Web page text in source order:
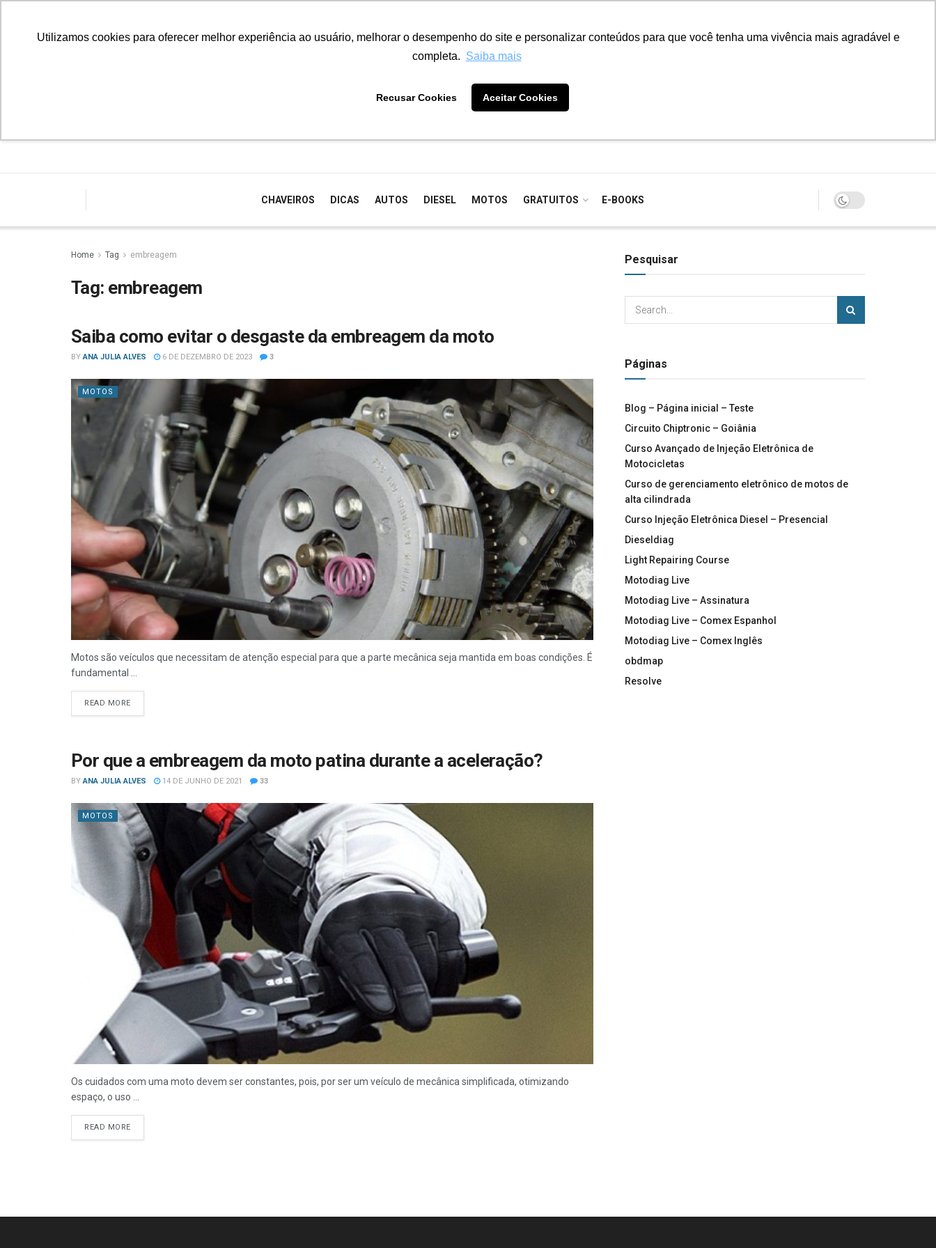
Utilizamos cookies para oferecer melhor experiência ao usuário, melhorar o desempenho do site e personalizar conteúdos para que você tenha uma vivência mais agradável e
completa. Saiba mais
Recusar Cookies Aceitar Cookies
CHAVEIROS DICAS AUTOS DIESEL MOTOS GRATUITOS E-BOOKS
Home Tag embreagem
Tag: embreagem
Saiba como evitar o desgaste da embreagem da moto
BY ANA JULIA ALVES 6 DE DEZEMBRO DE 2023 3
MOTOS
Motos são veículos que necessitam de atenção especial para que a parte mecânica seja mantida em boas condições. É
fundamental ...
READ MORE
Por que a embreagem da moto patina durante a aceleração?
BY ANA JULIA ALVES 14 DE JUNHO DE 2021 33
MOTOS
Os cuidados com uma moto devem ser constantes, pois, por ser um veículo de mecânica simplificada, otimizando
espaço, o uso ...
READ MORE
Pesquisar
Páginas
Blog – Página inicial – Teste
Circuito Chiptronic – Goiânia
Curso Avançado de Injeção Eletrônica de
Motocicletas
Curso de gerenciamento eletrônico de motos de
alta cilindrada
Curso Injeção Eletrônica Diesel – Presencial
Dieseldiag
Light Repairing Course
Motodiag Live
Motodiag Live – Assinatura
Motodiag Live – Comex Espanhol
Motodiag Live – Comex Inglês
obdmap
Resolve